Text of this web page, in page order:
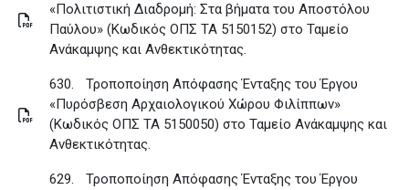
«Πολιτιστική Διαδρομή: Στα βήματα του Αποστόλου
Παύλου» (Κωδικός ΟΠΣ ΤΑ 5150152) στο Ταμείο
Ανάκαμψης και Ανθεκτικότητας.
630.
Τροποποίηση Απόφασης Ένταξης του Έργου
«Πυρόσβεση Αρχαιολογικού Χώρου Φιλίππων»
(Κωδικός ΟΠΣ ΤΑ 5150050) στο Ταμείο Ανάκαμψης και
Ανθεκτικότητας.
629.
Τροποποίηση Απόφασης Ένταξης του Έργου